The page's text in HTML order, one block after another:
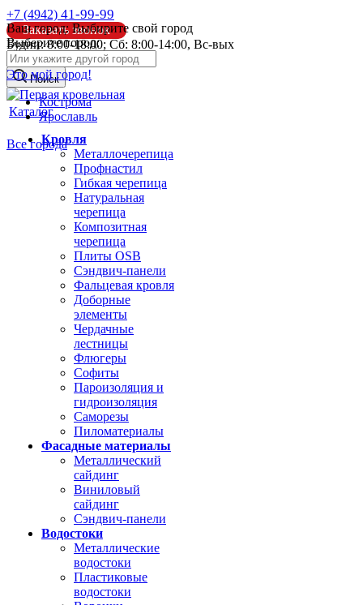
Ваш город: Выбирите свой город
Выберите город:
Это мой город!
Кострома
Ярославль
Все города
+7 (4942) 41-99-99
Заказать звонок
Будни: 8:00-18:00; Сб: 8:00-14:00, Вс-вых
info@pk44.ru
Поиск
Каталог
Кровля
Металлочерепица
Профнастил
Гибкая черепица
Натуральная
черепица
Композитная
черепица
Плиты OSB
Сэндвич-панели
Фальцевая кровля
Доборные
элементы
Чердачные
лестницы
Флюгеры
Софиты
Пароизоляция и
гидроизоляция
Саморезы
Пиломатериалы
Фасадные материалы
Металлический
сайдинг
Виниловый
сайдинг
Сэндвич-панели
Водостоки
Металлические
водостоки
Пластиковые
водостоки